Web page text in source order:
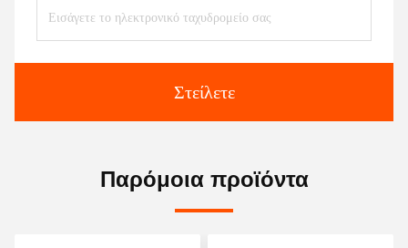
Στείλετε
Παρόμοια προϊόντα